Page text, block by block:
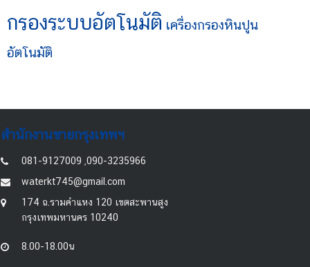
กรองระบบอัตโนมัติ เครื่องกรองหินปูน
อัตโนมัติ
สำนักงานขายกรุงเทพฯ
081-9127009 ,090-3235966
waterkt745@gmail.com
174 ถ.รามคำแหง 120 เขตสะพานสูง
กรุงเทพมหานคร 10240
8.00-18.00น